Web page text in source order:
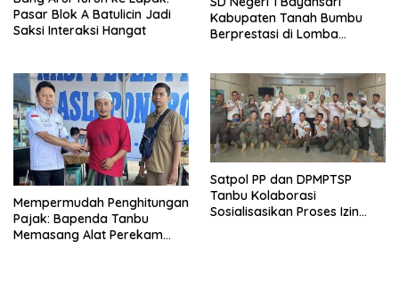
Pasar Blok A Batulicin Jadi
Saksi Interaksi Hangat
Kabupaten Tanah Bumbu
Berprestasi di Lomba
Mempermudah Penghitungan
Pajak: Bapenda Tanbu
Memasang Alat Perekam
Satpol PP dan DPMPTSP
Tanbu Kolaborasi
Sosialisasikan Proses Izin